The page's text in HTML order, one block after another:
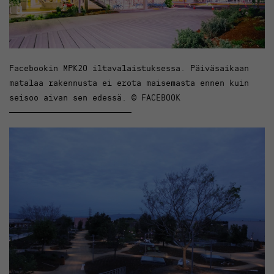
Facebookin MPK20 iltavalaistuksessa. Päiväsaikaan
matalaa rakennusta ei erota maisemasta ennen kuin
seisoo aivan sen edessä. © FACEBOOK